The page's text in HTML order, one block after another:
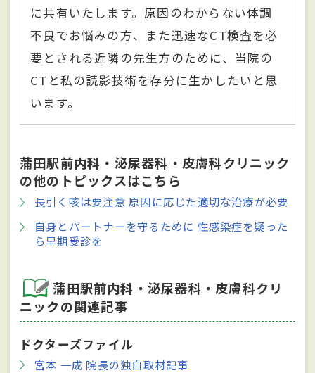
に共有いたします。原因のわからない体調
不良でお悩みの方、また迅速なCT検査を必
要とされる近隣の先生方のために、当院の
CTと私の読影技術を存分に生かしたいと思
います。
蒲田駅前内科・泌尿器科・皮膚科クリニック
の他のトピックスはこちら
長引く咳は要注意 原因に応じた適切な治療が必要
自身とパートナーを守るために 性感染症を疑った
ら早期受診を
蒲田駅前内科・泌尿器科・皮膚科クリ
ニックの関連記事
ドクターズファイル
宮本 一成 院長の独自取材記事